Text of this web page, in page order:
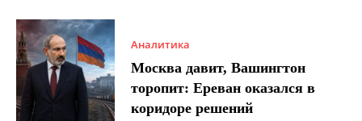
Аналитика
Москва давит, Вашингтон
торопит: Ереван оказался в
коридоре решений